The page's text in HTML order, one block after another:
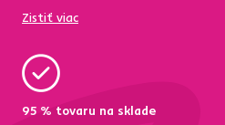
Zistiť viac
95 % tovaru na sklade